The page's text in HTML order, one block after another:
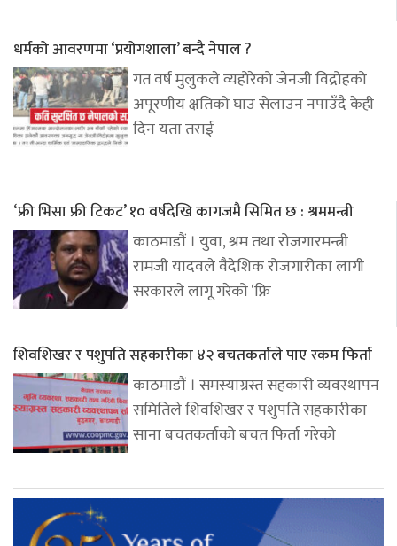
धर्मको आवरणमा ‘प्रयोगशाला’ बन्दै नेपाल ?
गत वर्ष मुलुकले व्यहोरेको जेनजी विद्रोहको
अपूरणीय क्षतिको घाउ सेलाउन नपाउँदै केही
दिन यता तराई
‘फ्री भिसा फ्री टिकट’ १० वर्षदेखि कागजमै सिमित छ : श्रममन्त्री
काठमाडौं । युवा, श्रम तथा रोजगारमन्त्री
रामजी यादवले वैदेशिक रोजगारीका लागी
सरकारले लागू गरेको ‘फ्रि
शिवशिखर र पशुपति सहकारीका ४२ बचतकर्ताले पाए रकम फिर्ता
काठमाडौं । समस्याग्रस्त सहकारी व्यवस्थापन
समितिले शिवशिखर र पशुपति सहकारीका
साना बचतकर्ताको बचत फिर्ता गरेको